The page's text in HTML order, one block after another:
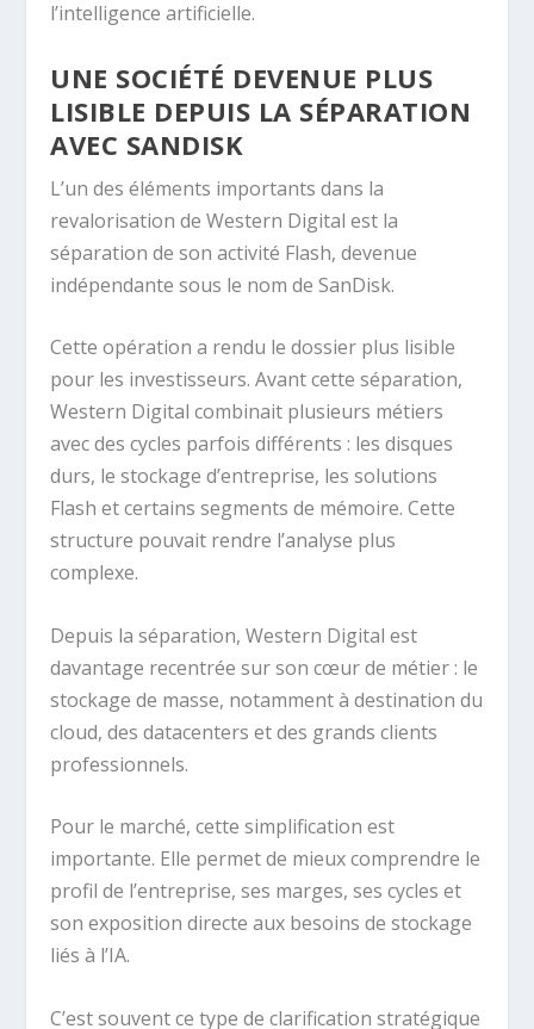
l’intelligence artificielle.
UNE SOCIÉTÉ DEVENUE PLUS
LISIBLE DEPUIS LA SÉPARATION
AVEC SANDISK
L’un des éléments importants dans la
revalorisation de Western Digital est la
séparation de son activité Flash, devenue
indépendante sous le nom de SanDisk.
Cette opération a rendu le dossier plus lisible
pour les investisseurs. Avant cette séparation,
Western Digital combinait plusieurs métiers
avec des cycles parfois différents : les disques
durs, le stockage d’entreprise, les solutions
Flash et certains segments de mémoire. Cette
structure pouvait rendre l’analyse plus
complexe.
Depuis la séparation, Western Digital est
davantage recentrée sur son cœur de métier : le
stockage de masse, notamment à destination du
cloud, des datacenters et des grands clients
professionnels.
Pour le marché, cette simplification est
importante. Elle permet de mieux comprendre le
profil de l’entreprise, ses marges, ses cycles et
son exposition directe aux besoins de stockage
liés à l’IA.
C’est souvent ce type de clarification stratégique